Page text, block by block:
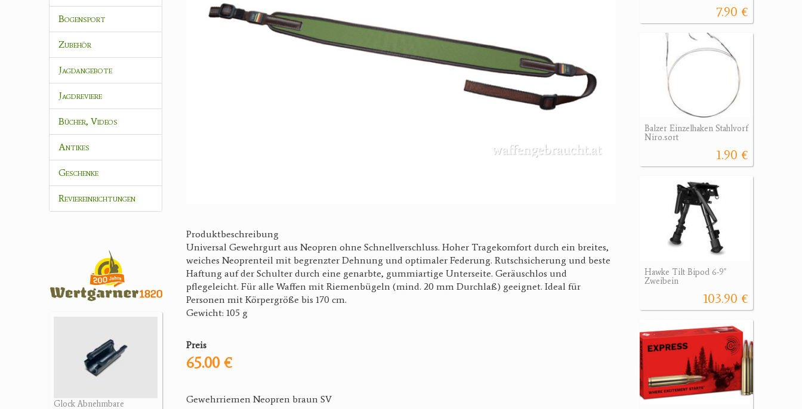
Bogensport
Zubehör
Jagdangebote
Jagdreviere
Bücher, Videos
Antikes
Geschenke
Reviereinrichtungen
Glock Abnehmbare
Produktbeschreibung
Universal Gewehrgurt aus Neopren ohne Schnellverschluss. Hoher Tragekomfort durch ein breites,
weiches Neoprenteil mit begrenzter Dehnung und optimaler Federung. Rutschsicherung und beste
Haftung auf der Schulter durch eine genarbte, gummiartige Unterseite. Geräuschlos und
pflegeleicht. Für alle Waffen mit Riemenbügeln (mind. 20 mm Durchlaß) geeignet. Ideal für
Personen mit Körpergröße bis 170 cm.
Gewicht: 105 g
Preis
65.00 €
Gewehrriemen Neopren braun SV
7.90 €
Balzer Einzelhaken Stahlvorf
Niro.sort
1.90 €
Hawke Tilt Bipod 6-9"
Zweibein
103.90 €